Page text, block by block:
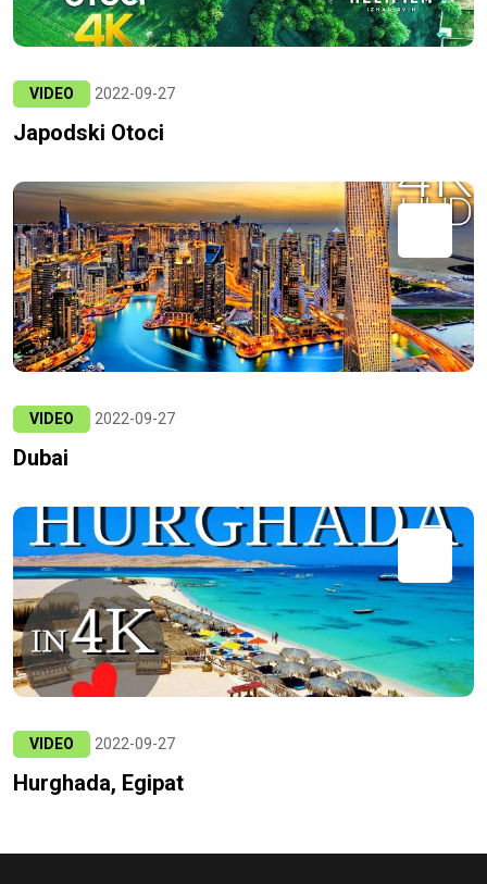
VIDEO 2022-09-27
Japodski Otoci
VIDEO 2022-09-27
Dubai
VIDEO 2022-09-27
Hurghada, Egipat